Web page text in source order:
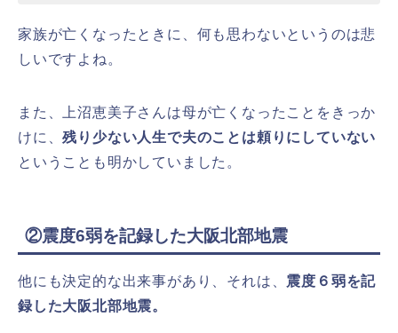
家族が亡くなったときに、何も思わないというのは悲
しいですよね。
また、上沼恵美子さんは母が亡くなったことをきっか
けに、残り少ない人生で夫のことは頼りにしていない
ということも明かしていました。
②震度6弱を記録した大阪北部地震
他にも決定的な出来事があり、それは、 震度６弱を記
録した大阪北部地震。